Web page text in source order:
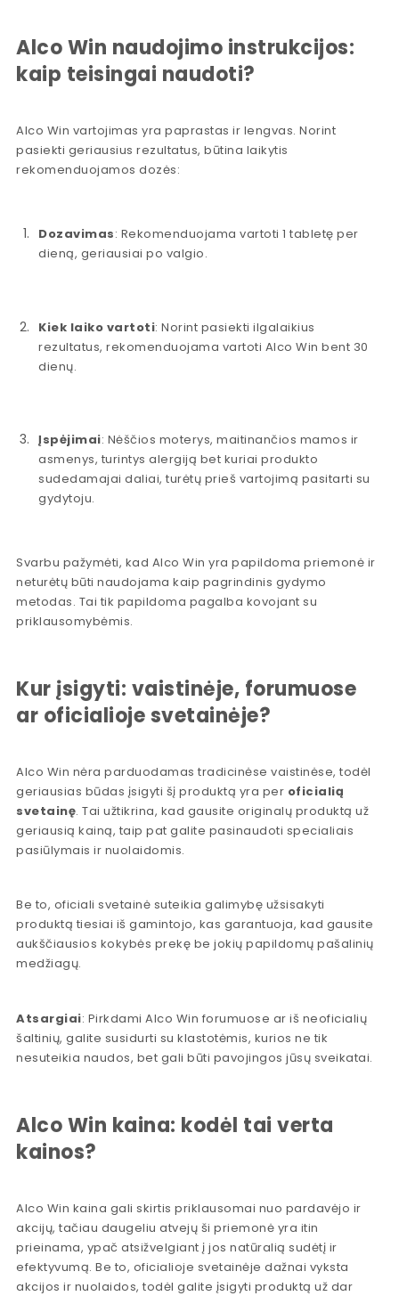
Alco Win naudojimo instrukcijos:
kaip teisingai naudoti?
Alco Win vartojimas yra paprastas ir lengvas. Norint
pasiekti geriausius rezultatus, būtina laikytis
rekomenduojamos dozės:
Dozavimas: Rekomenduojama vartoti 1 tabletę per
dieną, geriausiai po valgio.
Kiek laiko vartoti: Norint pasiekti ilgalaikius
rezultatus, rekomenduojama vartoti Alco Win bent 30
dienų.
Įspėjimai: Nėščios moterys, maitinančios mamos ir
asmenys, turintys alergiją bet kuriai produkto
sudedamajai daliai, turėtų prieš vartojimą pasitarti su
gydytoju.
Svarbu pažymėti, kad Alco Win yra papildoma priemonė ir
neturėtų būti naudojama kaip pagrindinis gydymo
metodas. Tai tik papildoma pagalba kovojant su
priklausomybėmis.
Kur įsigyti: vaistinėje, forumuose
ar oficialioje svetainėje?
Alco Win nėra parduodamas tradicinėse vaistinėse, todėl
geriausias būdas įsigyti šį produktą yra per oficialią
svetainę. Tai užtikrina, kad gausite originalų produktą už
geriausią kainą, taip pat galite pasinaudoti specialiais
pasiūlymais ir nuolaidomis.
Be to, oficiali svetainė suteikia galimybę užsisakyti
produktą tiesiai iš gamintojo, kas garantuoja, kad gausite
aukščiausios kokybės prekę be jokių papildomų pašalinių
medžiagų.
Atsargiai: Pirkdami Alco Win forumuose ar iš neoficialių
šaltinių, galite susidurti su klastotėmis, kurios ne tik
nesuteikia naudos, bet gali būti pavojingos jūsų sveikatai.
Alco Win kaina: kodėl tai verta
kainos?
Alco Win kaina gali skirtis priklausomai nuo pardavėjo ir
akcijų, tačiau daugeliu atvejų ši priemonė yra itin
prieinama, ypač atsižvelgiant į jos natūralią sudėtį ir
efektyvumą. Be to, oficialioje svetainėje dažnai vyksta
akcijos ir nuolaidos, todėl galite įsigyti produktą už dar